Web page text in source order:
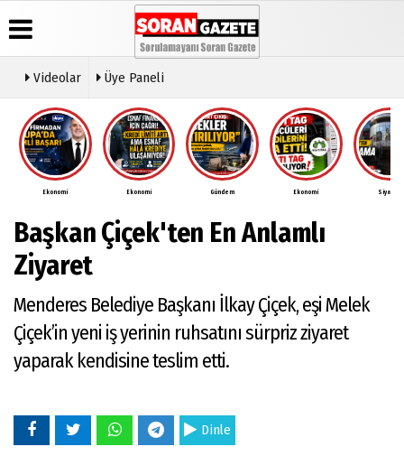
Üye Paneli
Haber
Arşivi
Haberleri
Anketler
Video
Galeri
Künye
İletişim
Çerez
Gizlilik
Videolar Üye Paneli
Ekonomi Ekonomi Gündem Ekonomi Siyaset
Başkan Çiçek'ten En Anlamlı
Ziyaret
Menderes Belediye Başkanı İlkay Çiçek, eşi Melek
Çiçek’in yeni iş yerinin ruhsatını sürpriz ziyaret
yaparak kendisine teslim etti.
Dinle